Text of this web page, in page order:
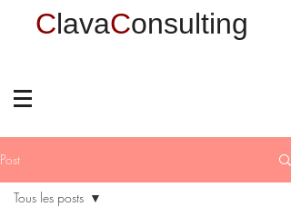
ClavaConsulting
Post
Tous les posts